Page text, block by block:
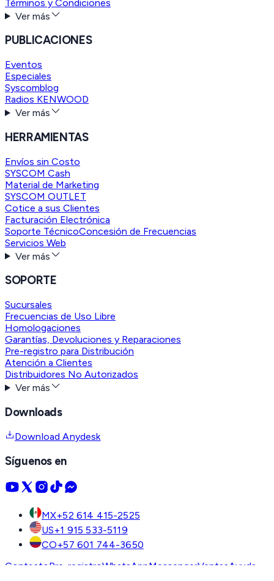
Términos y Condiciones
Ver más
PUBLICACIONES
Eventos
Especiales
Syscomblog
Radios KENWOOD
Ver más
HERRAMIENTAS
Envíos sin Costo
SYSCOM Cash
Material de Marketing
SYSCOM OUTLET
Cotice a sus Clientes
Facturación Electrónica
Soporte TécnicoConcesión de Frecuencias
Servicios Web
Ver más
SOPORTE
Sucursales
Frecuencias de Uso Libre
Homologaciones
Garantías, Devoluciones y Reparaciones
Pre-registro para Distribución
Atención a Clientes
Distribuidores No Autorizados
Ver más
Downloads
Download Anydesk
Síguenos en
MX+52 614 415-2525
US+1 915 533-5119
CO+57 601 744-3650
ContactoPre-registroWhatsAppMessengerVentas Ayuda